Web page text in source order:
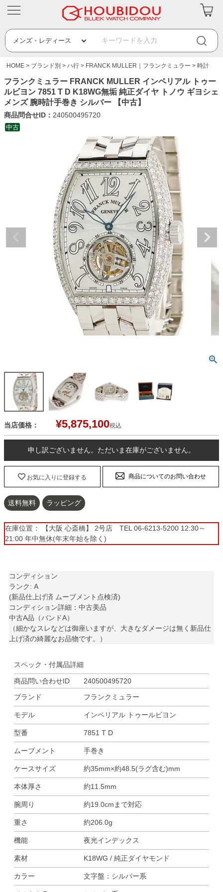
HOME ブランド別 ハ行 FRANCK MULLER｜フランクミュラー 時計
フランクミュラー FRANCK MULLER インペリアル トゥー
ルビヨン 7851 T D K18WG無垢 純正ダイヤ トノウ ギヨシェ
メンズ 腕時計手巻き シルバー 【中古】
商品問合せID： 240500495720
中古
当店価格： ¥5,875,100税込
申し訳ございません。ただいま在庫がございません。
お気に入りに登録する 商品についてのお問い合わせ
送料無料 ラッピング
在庫位置： 【大阪 心斎橋】 2号店 TEL 06-6213-5200 12:30～
21:00 年中無休(年末年始を除く)
コンディション
ランク: A
(新品仕上げ済 ムーブメント点検済)
コンディション詳細：中古美品
中古A品（バンドA）
（細かなスレなどは御座いますが、大きなダメージは無く新品仕
上げ済の綺麗なお品物です。）
スペック・付属品詳細
商品問い合わせID
240500495720
ブランド
フランクミュラー
モデル インペリアル トゥールビヨン
型番 7851 T D
ムーブメント 手巻き
ケースサイズ 約35mm×約48.5(ラグ含む)mm
本体厚さ 約11.5mm
腕周り 約19.0cmまで対応
重さ 約206.0g
機能 夜光インデックス
素材 K18WG / 純正ダイヤモンド
カラー 文字盤：シルバー系